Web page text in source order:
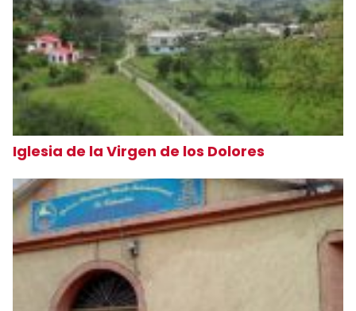
Iglesia de la Virgen de los Dolores